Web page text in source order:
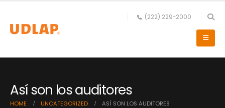
(222) 229-2000
Así son los auditores
HOME UNCATEGORIZED ASÍ SON LOS AUDITORES